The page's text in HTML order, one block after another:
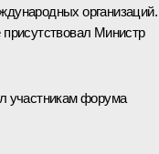
организаций.
Министр
участникам форума